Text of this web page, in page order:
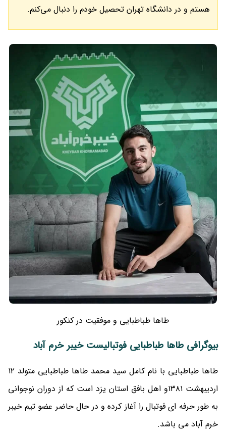
هستم و در دانشگاه تهران تحصیل خودم را دنبال می‌کنم.
طاها طباطبایی و موفقیت در کنکور
بیوگرافی طاها طباطبایی فوتبالیست خیبر خرم آباد
طاها طباطبایی با نام کامل سید محمد طاها طباطبایی متولد ۱۲
اردیبهشت ۱۳۸۱و اهل بافق استان یزد است که از دوران نوجوانی
به طور حرفه ای فوتبال را آغاز کرده و در حال حاضر عضو تیم خیبر
خرم آباد می باشد.